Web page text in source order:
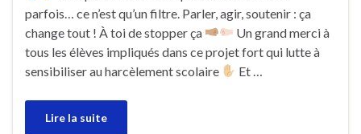
parfois… ce n’est qu’un filtre. Parler, agir, soutenir : ça
change tout ! À toi de stopper ça
Un grand merci à
tous les élèves impliqués dans ce projet fort qui lutte à
sensibiliser au harcèlement scolaire
Et …
Lire la suite